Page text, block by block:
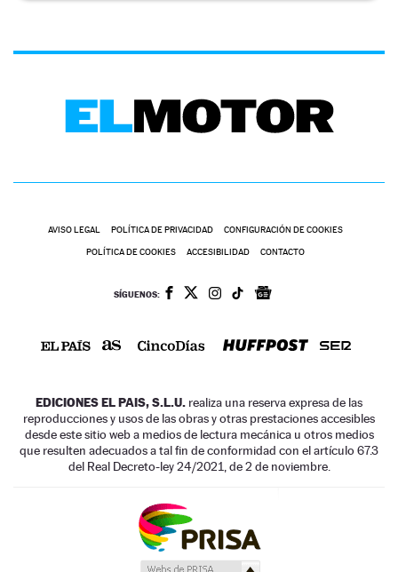
AVISO LEGAL POLÍTICA DE PRIVACIDAD CONFIGURACIÓN DE COOKIES
POLÍTICA DE COOKIES ACCESIBILIDAD CONTACTO
SÍGUENOS:
EDICIONES EL PAIS, S.L.U. realiza una reserva expresa de las
reproducciones y usos de las obras y otras prestaciones accesibles
desde este sitio web a medios de lectura mecánica u otros medios
que resulten adecuados a tal fin de conformidad con el artículo 67.3
del Real Decreto-ley 24/2021, de 2 de noviembre.